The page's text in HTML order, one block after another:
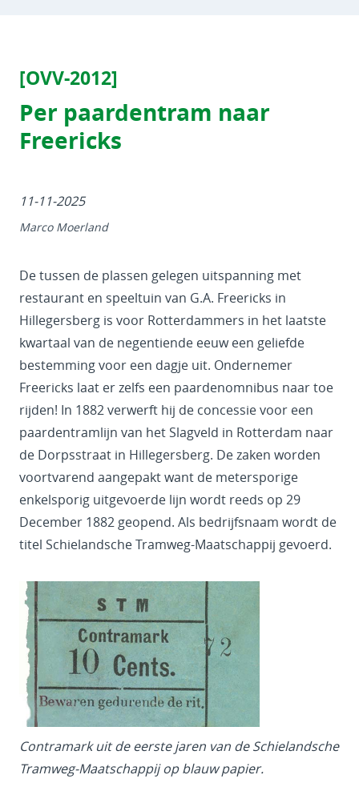
[OVV-2012]
Per paardentram naar
Freericks
11-11-2025
Marco Moerland
De tussen de plassen gelegen uitspanning met
restaurant en speeltuin van G.A. Freericks in
Hillegersberg is voor Rotterdammers in het laatste
kwartaal van de negentiende eeuw een geliefde
bestemming voor een dagje uit. Ondernemer
Freericks laat er zelfs een paardenomnibus naar toe
rijden! In 1882 verwerft hij de concessie voor een
paardentramlijn van het Slagveld in Rotterdam naar
de Dorpsstraat in Hillegersberg. De zaken worden
voortvarend aangepakt want de metersporige
enkelsporig uitgevoerde lijn wordt reeds op 29
December 1882 geopend. Als bedrijfsnaam wordt de
titel Schielandsche Tramweg-Maatschappij gevoerd.
Contramark uit de eerste jaren van de Schielandsche
Tramweg-Maatschappij op blauw papier.